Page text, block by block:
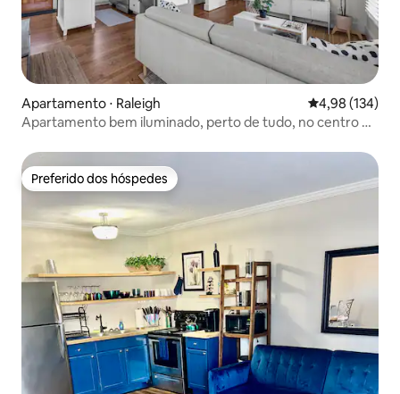
Apartamento ⋅ Raleigh 4,98 de uma
4,98 (134)
Apartamento bem iluminado, perto de tudo, no centro de
Preferido dos hóspedes
Preferido dos hóspedes